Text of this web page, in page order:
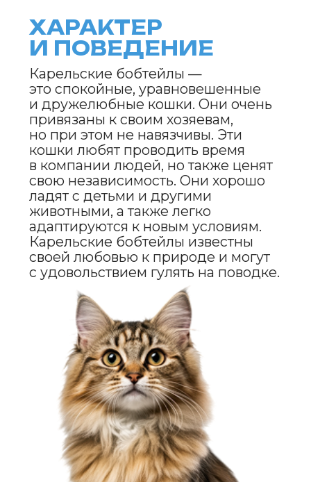
ERID: 2VtzqwqYoDE
ПОДРОБНЕЕ
МЯГКИЙ
ШАМПУНЬ
И КОШЕК
TENDER
TOUCH